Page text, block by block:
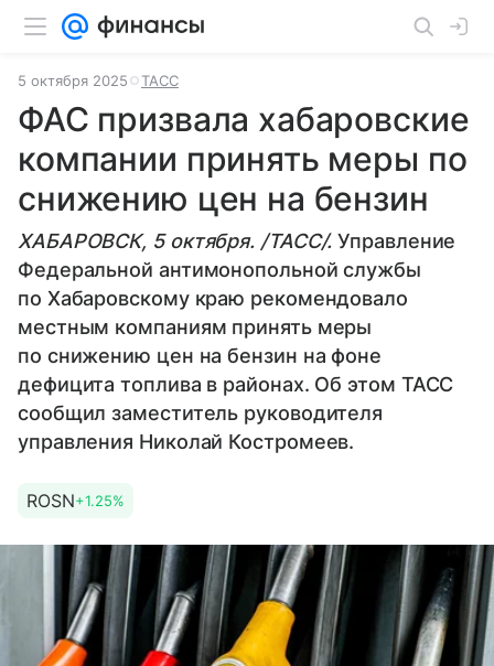
5 октября 2025 ТАСС
ФАС призвала хабаровские
компании принять меры по
снижению цен на бензин
ХАБАРОВСК, 5 октября. /ТАСС/. Управление
Федеральной антимонопольной службы
по Хабаровскому краю рекомендовало
местным компаниям принять меры
по снижению цен на бензин на фоне
дефицита топлива в районах. Об этом ТАСС
сообщил заместитель руководителя
управления Николай Костромеев.
ROSN+1.25%